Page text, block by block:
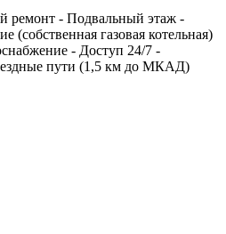
ремонт - Подвальный этаж -
(собственная газовая котельная)
- Доступ 24/7 -
пути (1,5 км до МКАД)